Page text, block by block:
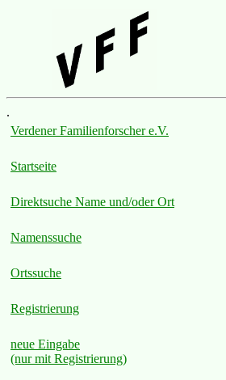
.
Verdener Familienforscher e.V.
Startseite
Direktsuche Name und/oder Ort
Namenssuche
Ortssuche
Registrierung
neue Eingabe
(nur mit Registrierung)